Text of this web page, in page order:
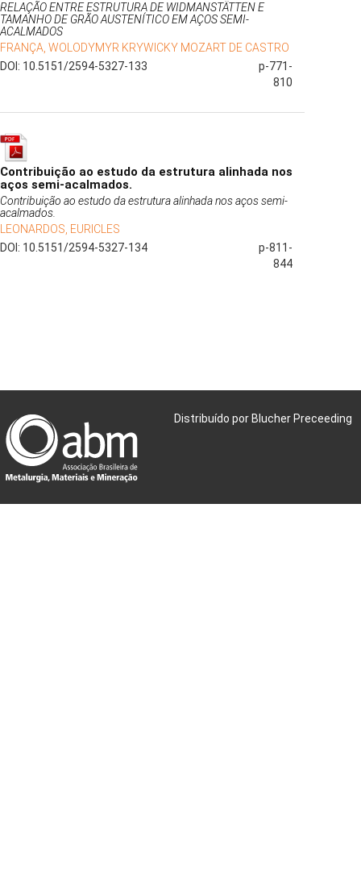
RELAÇÃO ENTRE ESTRUTURA DE WIDMANSTÄTTEN E
TAMANHO DE GRÃO AUSTENÍTICO EM AÇOS SEMI-
ACALMADOS
FRANÇA, WOLODYMYR KRYWICKY MOZART DE CASTRO
DOI: 10.5151/2594-5327-133
p-771-
810
Contribuição ao estudo da estrutura alinhada nos
aços semi-acalmados.
Contribuição ao estudo da estrutura alinhada nos aços semi-
acalmados.
LEONARDOS, EURICLES
DOI: 10.5151/2594-5327-134
p-811-
844
Distribuído por Blucher Preceeding